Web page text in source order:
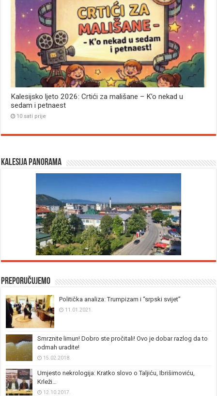
Kalesijsko ljeto 2026: Crtići za mališane – K’o nekad u
sedam i petnaest
10 sati prije
Kalesija panorama
Preporučujemo
Politička analiza: Trumpizam i “srpski svijet”
11.01.2021.
Smrznite limun! Dobro ste pročitali! Ovo je dobar razlog da to
odmah uradite!
15.02.2018.
Umjesto nekrologija: Kratko slovo o Taljiću, Ibrišimoviću,
Krleži…
12.10.2017.